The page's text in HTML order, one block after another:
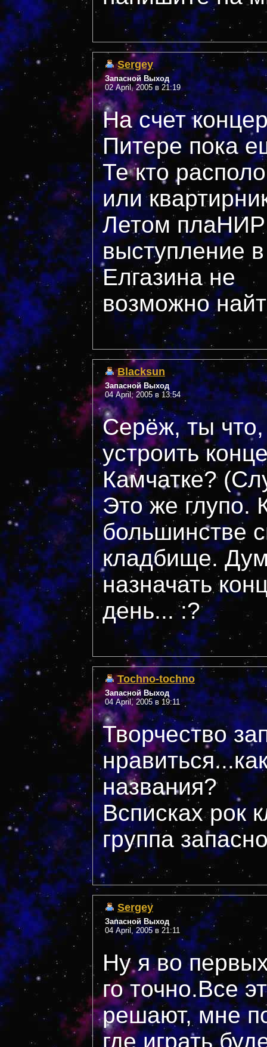
Sergey
Запасной Выход
02 April, 2005 в 21:19
На счет
Питере пока
Те кто
или
Летом
выступление
Елгазина не
возможно
Blacksun
Запасной Выход
04 April, 2005 в 13:54
Cерёж, ты
устроить
Камчатке?
Это же глупо.
большинстве
кладбище.
назначать
день... :?
Tochno-tochno
Запасной Выход
04 April, 2005 в 19:11
Творчество
названия?
Всписках рок
группа
Sergey
Запасной Выход
04 April, 2005 в 21:11
Ну я во
го точно.Все
решают, мне
где играть